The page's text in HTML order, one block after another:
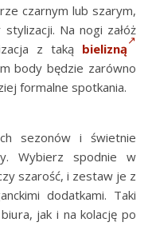
czarnym lub szarym,
Na nogi załóż
z taką bielizną
body będzie zarówno
formalne spotkania.
sezonów i świetnie
Wybierz spodnie w
szarość, i zestaw je z
dodatkami. Taki
jak i na kolację po